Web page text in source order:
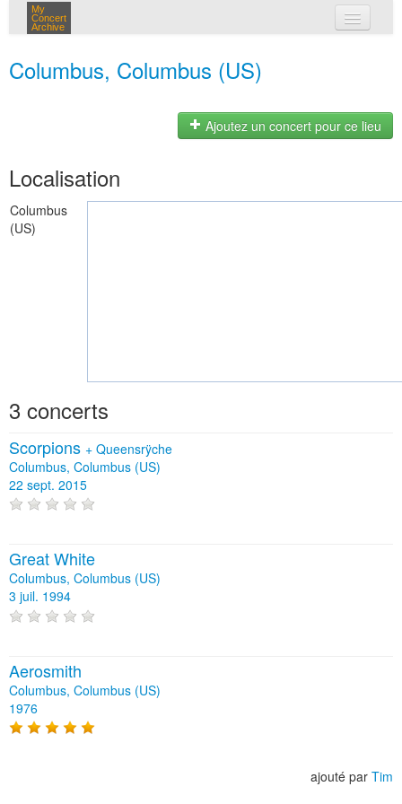
My
Concert
Archive
Columbus, Columbus (US)
Ajoutez un concert pour ce lieu
Localisation
Columbus
(US)
3 concerts
Scorpions + Queensrÿche
Columbus, Columbus (US)
22 sept. 2015
Great White
Columbus, Columbus (US)
3 juil. 1994
Aerosmith
Columbus, Columbus (US)
1976
ajouté par Tim